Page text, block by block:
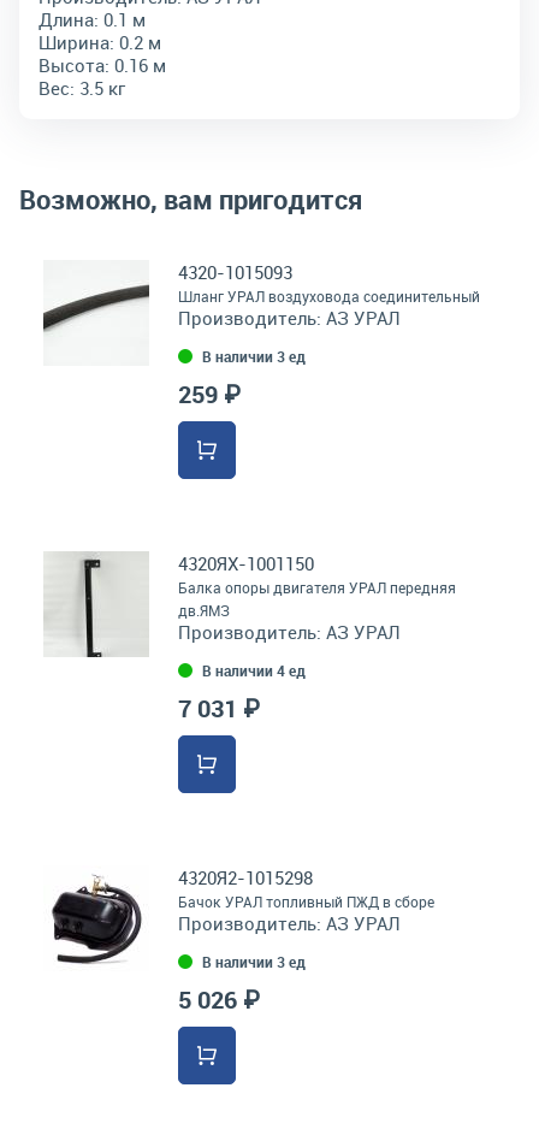
Длина: 0.1 м
Ширина: 0.2 м
Высота: 0.16 м
Вес: 3.5 кг
Возможно, вам пригодится
4320-1015093
Шланг УРАЛ воздуховода соединительный
Производитель: АЗ УРАЛ
В наличии 3 ед
259 ₽
4320ЯХ-1001150
Балка опоры двигателя УРАЛ передняя
дв.ЯМЗ
Производитель: АЗ УРАЛ
В наличии 4 ед
7 031 ₽
4320Я2-1015298
Бачок УРАЛ топливный ПЖД в сборе
Производитель: АЗ УРАЛ
В наличии 3 ед
5 026 ₽